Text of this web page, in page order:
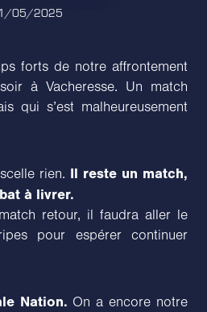
05/2025
forts de notre affrontement
à Vacheresse. Un match
qui s’est malheureusement
rien. Il reste un match,
à livrer.
retour, il faudra aller le
pour espérer continuer
Nation. On a encore notre